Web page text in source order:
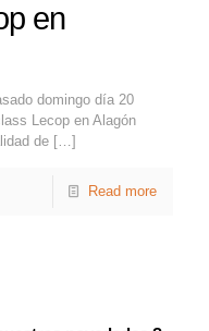
en
domingo día 20
Lecop en Alagón
de […]
Read more